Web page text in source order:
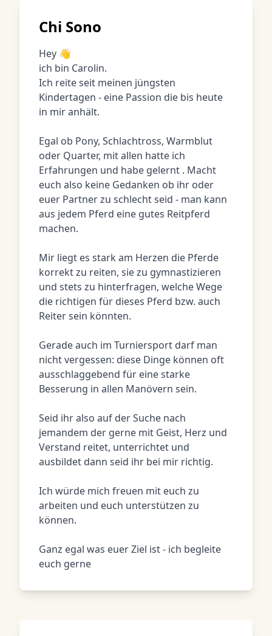
Chi Sono
Hey 👋
ich bin Carolin.
Ich reite seit meinen jüngsten
Kindertagen - eine Passion die bis heute
in mir anhält.
Egal ob Pony, Schlachtross, Warmblut
oder Quarter, mit allen hatte ich
Erfahrungen und habe gelernt . Macht
euch also keine Gedanken ob ihr oder
euer Partner zu schlecht seid - man kann
aus jedem Pferd eine gutes Reitpferd
machen.
Mir liegt es stark am Herzen die Pferde
korrekt zu reiten, sie zu gymnastizieren
und stets zu hinterfragen, welche Wege
die richtigen für dieses Pferd bzw. auch
Reiter sein könnten.
Gerade auch im Turniersport darf man
nicht vergessen: diese Dinge können oft
ausschlaggebend für eine starke
Besserung in allen Manövern sein.
Seid ihr also auf der Suche nach
jemandem der gerne mit Geist, Herz und
Verstand reitet, unterrichtet und
ausbildet dann seid ihr bei mir richtig.
Ich würde mich freuen mit euch zu
arbeiten und euch unterstützen zu
können.
Ganz egal was euer Ziel ist - ich begleite
euch gerne